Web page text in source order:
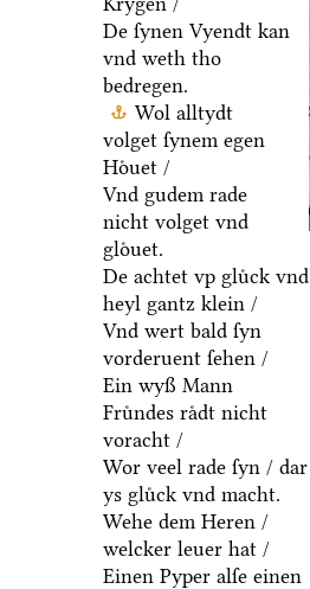
De ſynen Vyendt kan
vnd weth tho
bedregen.
Wol alltydt
volget ſynem egen
Hoͤuet /
Vnd gudem rade
nicht volget vnd
gloͤuet.
De achtet vp gluͤck vnd
heyl gantz klein /
Vnd wert bald ſyn
vorderuent ſehen /
Ein wyß Mann
Fruͤndes raͤdt nicht
voracht /
Wor veel rade ſyn / dar
ys gluͤck vnd macht.
Wehe dem Heren /
welcker leuer hat /
Einen Pyper alſe einen